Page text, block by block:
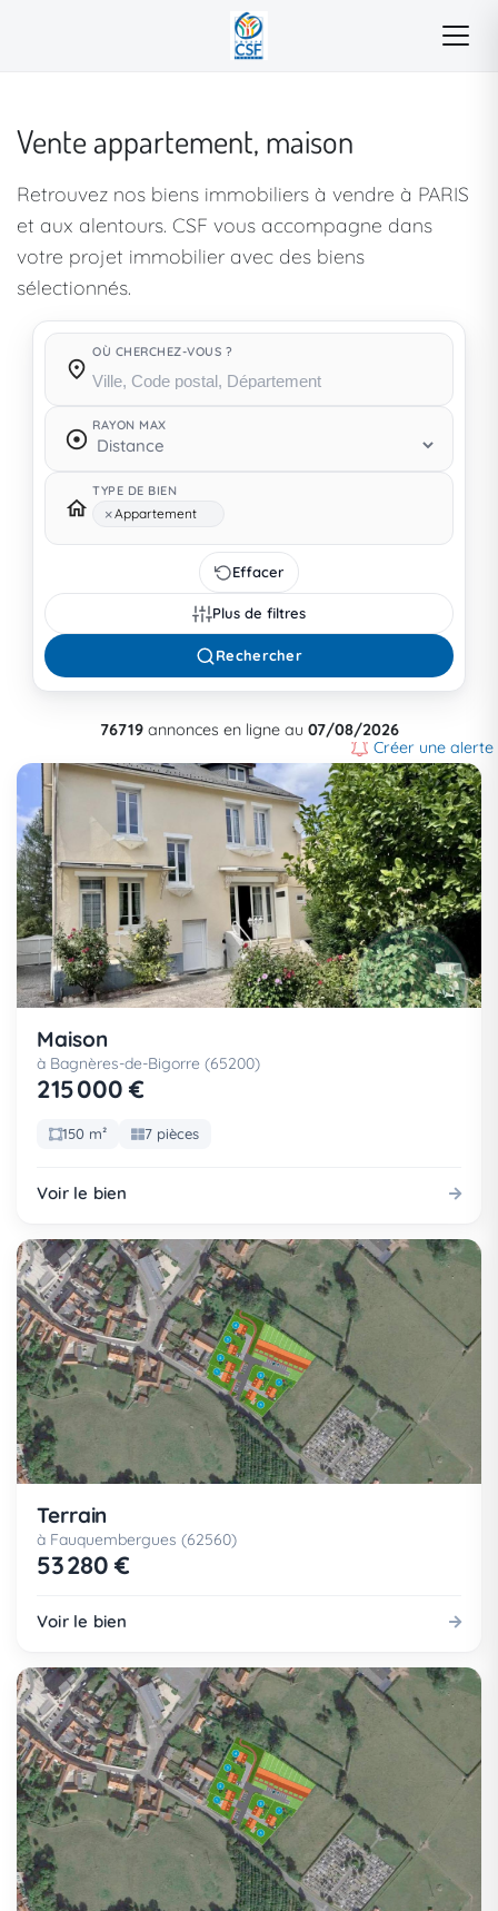
Vente appartement, maison
Retrouvez nos biens immobiliers à vendre à PARIS
et aux alentours. CSF vous accompagne dans
votre projet immobilier avec des biens
sélectionnés.
OÙ CHERCHEZ-VOUS ?
RAYON MAX
TYPE DE BIEN
×Appartement
Effacer
Plus de filtres
Rechercher
76719annonces en ligne au 07/08/2026
Créer une alerte
Maison
à Bagnères-de-Bigorre (65200)
215 000 €
150 m² 7 pièces
Voir le bien
Terrain
à Fauquembergues (62560)
53 280 €
Voir le bien